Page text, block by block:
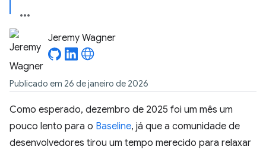
Jeremy Wagner
Publicado em 26 de janeiro de 2026
Como esperado, dezembro de 2025 foi um mês um
pouco lento para o Baseline, já que a comunidade de
desenvolvedores tirou um tempo merecido para relaxar